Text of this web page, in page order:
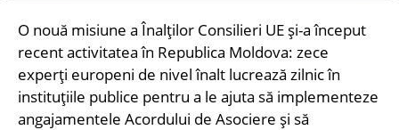
O nouă misiune a Înalților Consilieri UE și-a început
recent activitatea în Republica Moldova: zece
experți europeni de nivel înalt lucrează zilnic în
instituțiile publice pentru a le ajuta să implementeze
angajamentele Acordului de Asociere și să